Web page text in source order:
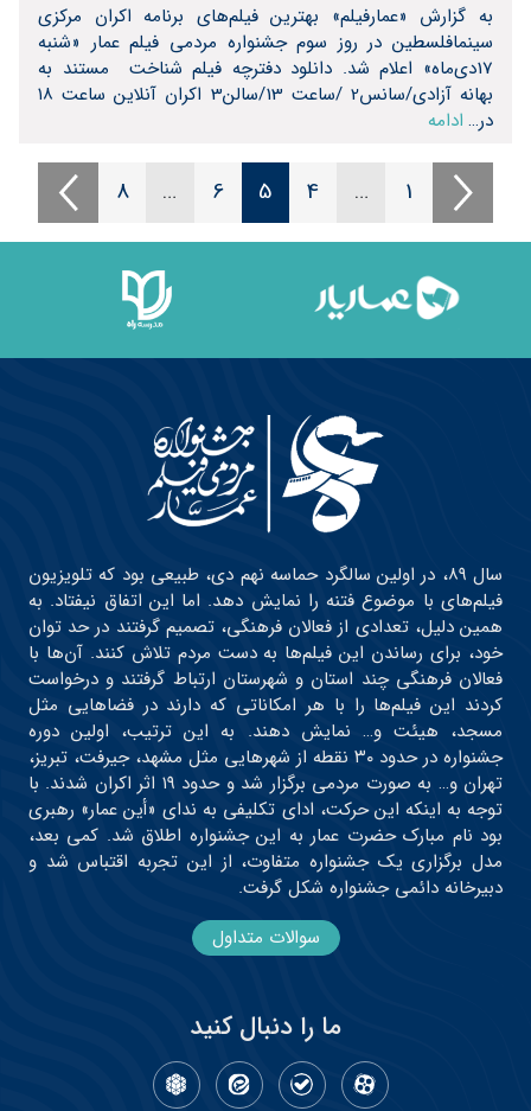
به گزارش «عمارفیلم» بهترین فیلم‌های برنامه اکران مرکزی
سینمافلسطین در روز سوم جشنواره مردمی فیلم عمار «شنبه
17دی‌ماه» اعلام شد. دانلود دفترچه فیلم شناخت مستند به
بهانه آزادی/سانس2 /ساعت 13/سالن3 اکران آنلاین ساعت ١٨
در… ادامه
1
…
4
5
6
…
8
سال ۸۹، در اولین سالگرد حماسه نهم دی، طبیعی بود که تلویزیون
فیلم‌های با موضوع فتنه را نمایش دهد. اما این اتفاق نیفتاد. به
همین دلیل، تعدادی از فعالان فرهنگی، تصمیم گرفتند در حد توان
خود، برای رساندن این فیلم‌ها به دست مردم تلاش کنند. آن‌ها با
فعالان فرهنگی چند استان و شهرستان ارتباط گرفتند و درخواست
کردند این فیلم‌ها را با هر امکاناتی که دارند در فضاهایی مثل
مسجد، هیئت و… نمایش دهند. به این ترتیب، اولین دوره
جشنواره در حدود ۳۰ نقطه از شهرهایی مثل مشهد، جیرفت، تبریز،
تهران و… به صورت مردمی برگزار شد و حدود ۱۹ اثر اکران شدند. با
توجه به اینکه این حرکت، ادای تکلیفی به ندای «أین عمار» رهبری
بود نام مبارک حضرت عمار به این جشنواره اطلاق شد. کمی بعد،
مدل برگزاری یک جشنواره متفاوت، از این تجربه اقتباس شد و
دبیرخانه دائمی جشنواره شکل گرفت.
سوالات متداول
ما را دنبال کنید